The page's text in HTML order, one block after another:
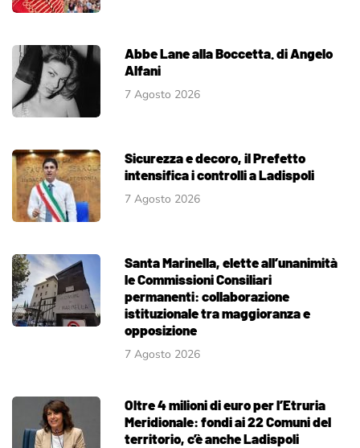
Abbe Lane alla Boccetta. di Angelo
Alfani
7 Agosto 2026
Sicurezza e decoro, il Prefetto
intensifica i controlli a Ladispoli
7 Agosto 2026
Santa Marinella, elette all’unanimità
le Commissioni Consiliari
permanenti: collaborazione
istituzionale tra maggioranza e
opposizione
7 Agosto 2026
Oltre 4 milioni di euro per l’Etruria
Meridionale: fondi ai 22 Comuni del
territorio, c’è anche Ladispoli